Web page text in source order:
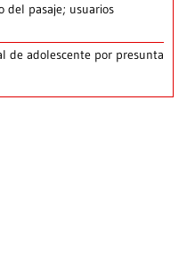
del pasaje; usuarios
de adolescente por presunta